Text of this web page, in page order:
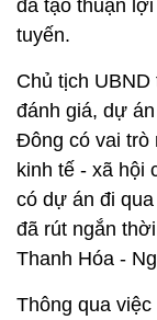
đã tạo thuận
tuyến.
Chủ tịch
đánh giá, dự
Đông có vai trò
kinh tế - xã hội
có dự án đi
đã rút ngắn
Thanh Hóa -
Thông qua